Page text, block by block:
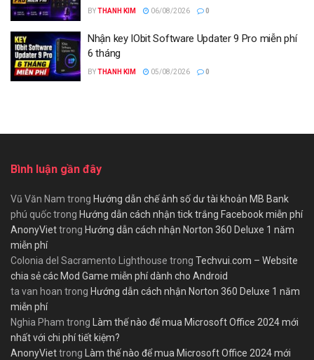
BYTHANH KIM 06/08/2026 0
Nhận key IObit Software Updater 9 Pro miễn phí
6 tháng
BYTHANH KIM 05/08/2026 0
Bình luận gần đây
Vũ Văn Nam trong Hướng dẫn chế ảnh số dư tài khoản MB Bank
phú quốctrong Hướng dẫn cách nhận tick trắng Facebook miễn phí
AnonyViettrong Hướng dẫn cách nhận Norton 360 Deluxe 1 năm
miễn phí
Colonia del Sacramento Lighthouse trong Techvui.com – Website
chia sẻ các Mod Game miễn phí dành cho Android
ta van hoan trong Hướng dẫn cách nhận Norton 360 Deluxe 1 năm
miễn phí
Nghia Pham trong Làm thế nào để mua Microsoft Office 2024 mới
nhất với chi phí tiết kiệm?
AnonyViettrong Làm thế nào để mua Microsoft Office 2024 mới